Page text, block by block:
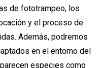
de fototrampeo, los
y el proceso de
Además, podremos
en el entorno del
especies como